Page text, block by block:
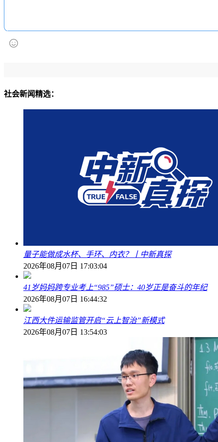
社会新闻精选：
量子能做成水杯、手环、内衣？丨中新真探
2026年08月07日 17:03:04
41岁妈妈跨专业考上“985”硕士：40岁正是奋斗的年纪
2026年08月07日 16:44:32
江西大件运输监管开启“云上智治”新模式
2026年08月07日 13:54:03